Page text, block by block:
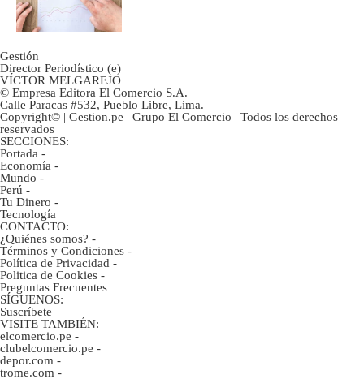
Gestión
Director Periodístico (e)
VÍCTOR MELGAREJO
© Empresa Editora El Comercio S.A.
Calle Paracas #532, Pueblo Libre, Lima.
Copyright© | Gestion.pe | Grupo El Comercio | Todos los derechos
reservados
SECCIONES:
Portada -
Economía -
Mundo -
Perú -
Tu Dinero -
Tecnología
CONTACTO:
¿Quiénes somos? -
Términos y Condiciones -
Política de Privacidad -
Politica de Cookies -
Preguntas Frecuentes
SÍGUENOS:
Suscríbete
VISITE TAMBIÉN:
elcomercio.pe -
clubelcomercio.pe -
depor.com -
trome.com -